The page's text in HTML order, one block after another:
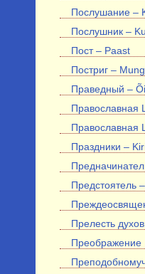
Послушание –
Послушник –
Пост – Paast
Постриг –
Праведный –
Православная
Православная
Праздники –
Предстоятель
Прелесть
Преображение